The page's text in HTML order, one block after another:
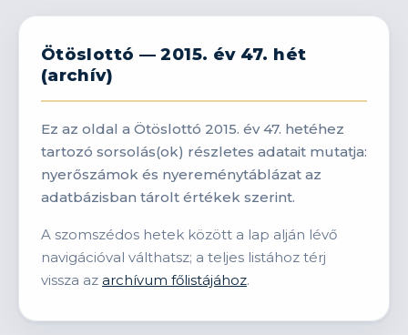
Ötöslottó — 2015. év 47. hét
(archív)
Ez az oldal a Ötöslottó 2015. év 47. hetéhez
tartozó sorsolás(ok) részletes adatait mutatja:
nyerőszámok és nyereménytáblázat az
adatbázisban tárolt értékek szerint.
A szomszédos hetek között a lap alján lévő
navigációval válthatsz; a teljes listához térj
vissza az archívum főlistájához.